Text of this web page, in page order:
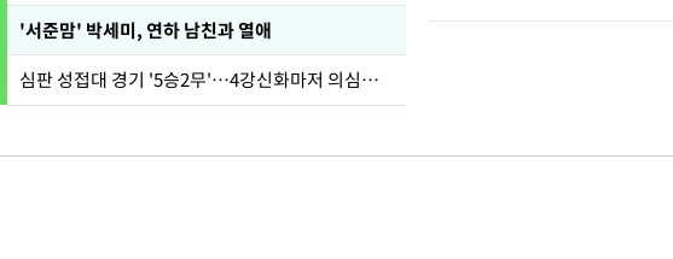
'서준맘' 박세미, 연하 남친과 열애
심판 성접대 경기 '5승2무'…4강신화마저 의심받아